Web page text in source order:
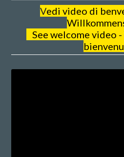
Vedi video di
See welcome video